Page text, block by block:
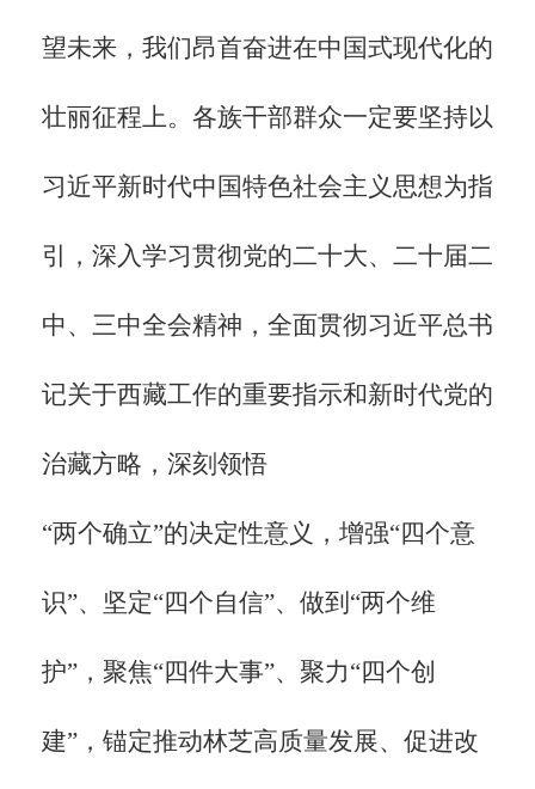
望未来，我们昂首奋进在中国式现代化的
壮丽征程上。各族干部群众一定要坚持以
习近平新时代中国特色社会主义思想为指
引，深入学习贯彻党的二十大、二十届二
中、三中全会精神，全面贯彻习近平总书
记关于西藏工作的重要指示和新时代党的
治藏方略，深刻领悟
“两个确立”的决定性意义，增强“四个意
识”、坚定“四个自信”、做到“两个维
护”，聚焦“四件大事”、聚力“四个创
建”，锚定推动林芝高质量发展、促进改